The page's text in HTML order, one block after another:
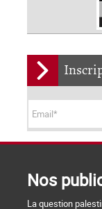
Nos
La question